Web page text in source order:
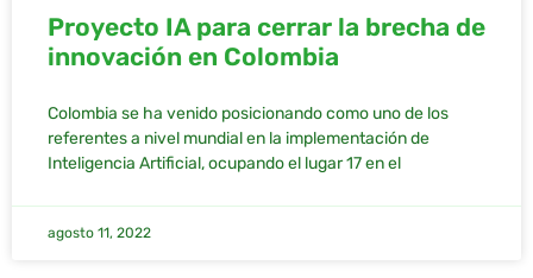
Proyecto IA para cerrar la brecha de
innovación en Colombia
Colombia se ha venido posicionando como uno de los
referentes a nivel mundial en la implementación de
Inteligencia Artificial, ocupando el lugar 17 en el
agosto 11, 2022